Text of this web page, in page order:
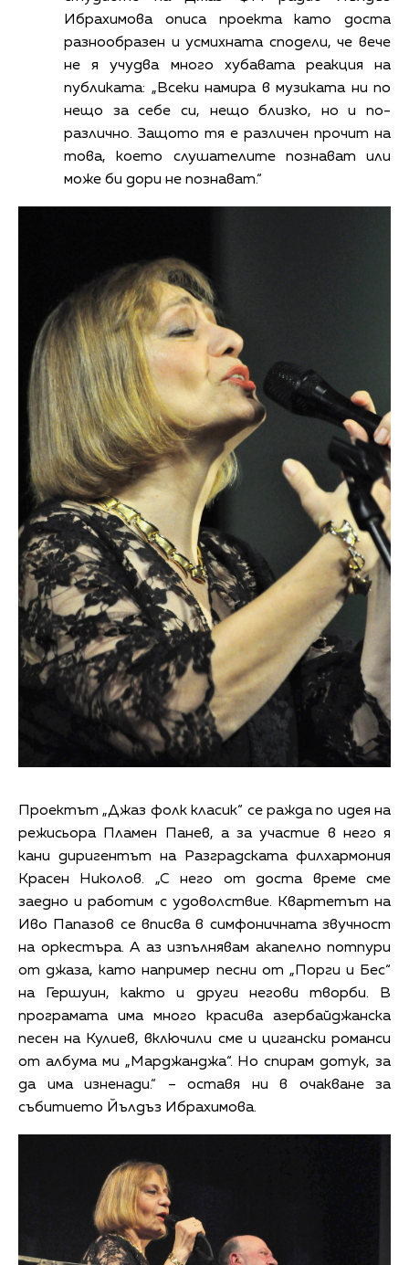
Ибрахимова описа проекта като доста
разнообразен и усмихната сподели, че вече
не я учудва много хубавата реакция на
публиката: „Всеки намира в музиката ни по
нещо за себе си, нещо близко, но и по-
различно. Защото тя е различен прочит на
това, което слушателите познават или
може би дори не познават.“
Проектът „Джаз фолк класик“ се ражда по идея на
режисьора Пламен Панев, а за участие в него я
кани диригентът на Разградската филхармония
Красен Николов. „С него от доста време сме
заедно и работим с удоволствие. Квартетът на
Иво Папазов се вписва в симфоничната звучност
на оркестъра. А аз изпълнявам акапелно потпури
от джаза, като например песни от „Порги и Бес“
на Гершуин, както и други негови творби. В
програмата има много красива азербайджанска
песен на Кулиев, включили сме и цигански романси
от албума ми „Марджанджа“. Но спирам дотук, за
да има изненади.“ – оставя ни в очакване за
събитието Йълдъз Ибрахимова.